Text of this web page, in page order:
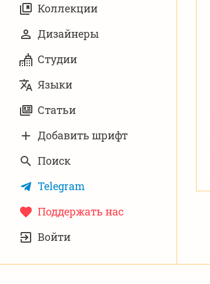
Коллекции
Дизайнеры
Студии
Языки
Статьи
Добавить шрифт
Поиск
Telegram
Поддержать нас
ЗАПИСЬ
Войти